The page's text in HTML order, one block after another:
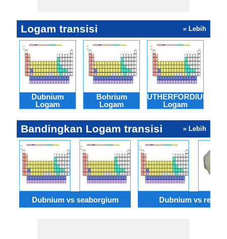
Logam transisi » Lebih
Dubnium
Logam
Bohrium
Logam
RUTHERFORDIUM
Logam
Bandingkan Logam transisi » Lebih
Dubnium vs seaborgium Dubnium vs